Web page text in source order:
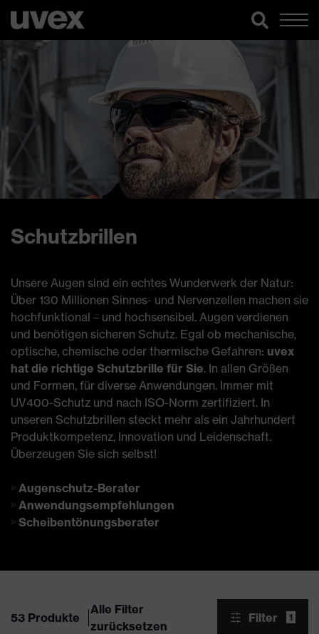
Schutzbrillen
Unsere Augen sind ein echtes Wunderwerk der Natur:
Über 130 Millionen Sinnes- und Nervenzellen machen sie
hochfunktional – und hochsensibel. Augen verdienen
und benötigen sicheren Schutz. Egal ob mechanische,
optische, chemische oder thermische Gefahren: uvex
hat die richtige Schutzbrille für Sie. In allen Größen
und Formen, für diverse Anwendungen. Immer mit
UV400-Schutz und nach ISO-Norm zertifiziert. In
unseren Schutzbrillen steckt mehr als ein Jahrhundert
Produktkompetenz, Innovation und Leidenschaft.
Überzeugen Sie sich selbst!
Augenschutz-Berater
Anwendungsempfehlungen
Scheibentönungsberater
53 Produkte
Alle Filter
zurücksetzen
Filter 1